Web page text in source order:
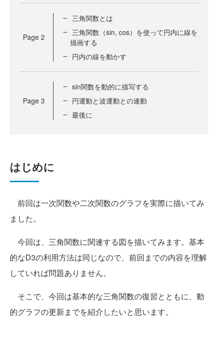
Page 2
三角関数とは
三角関数（sin, cos）を使って円内に線を
描画する
円内の線を動かす
Page 3
sin関数を動的に描写する
円運動と波運動との連動
最後に
はじめに
前回は一次関数や二次関数のグラフを実際に描いてみ
ました。
今回は、三角関数に関連する図を描いてみます。基本
的なD3の利用方法は同じなので、前回までの内容を理解
していれば問題ありません。
そこで、今回は基本的な三角関数の復習とともに、動
的グラフの更新までを紹介したいと思います。